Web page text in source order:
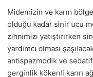
Midemizin ve karın
olduğu kadar sinir ucu
zihnimizi yatıştırırken
yardımcı olması
antispazmodik ve
gerginlik kökenli karın